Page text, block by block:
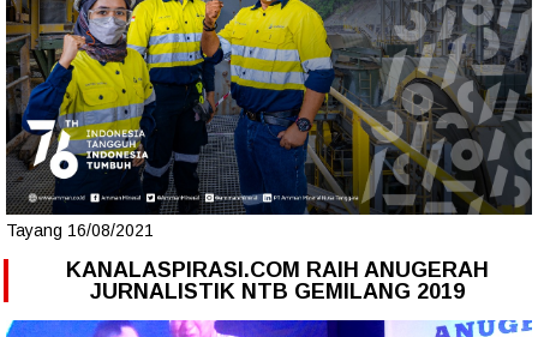
Tayang 16/08/2021
KANALASPIRASI.COM RAIH ANUGERAH
JURNALISTIK NTB GEMILANG 2019